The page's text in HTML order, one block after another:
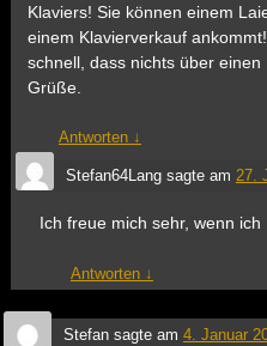
Klaviers! Sie können einem
einem Klavierverkauf
schnell, dass nichts über
Grüße.
Antworten ↓
Stefan64Langsagte am 27.
Ich freue mich sehr, wenn
Antworten ↓
Stefansagte am 4. Januar